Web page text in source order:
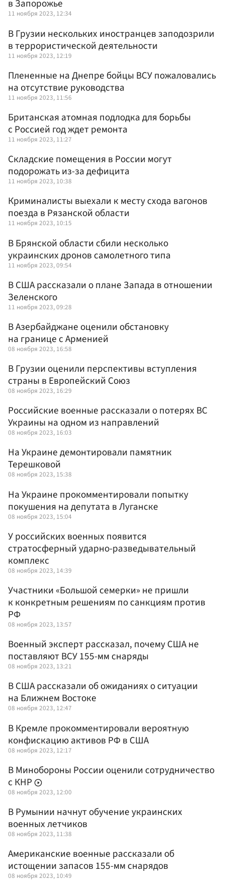
в Запорожье
11 ноября 2023, 12:34
В Грузии нескольких иностранцев заподозрили
в террористической деятельности
11 ноября 2023, 12:19
Плененные на Днепре бойцы ВСУ пожаловались
на отсутствие руководства
11 ноября 2023, 11:56
Британская атомная подлодка для борьбы
с Россией год ждет ремонта
11 ноября 2023, 11:27
Складские помещения в России могут
подорожать из-за дефицита
11 ноября 2023, 10:38
Криминалисты выехали к месту схода вагонов
поезда в Рязанской области
11 ноября 2023, 10:15
В Брянской области сбили несколько
украинских дронов самолетного типа
11 ноября 2023, 09:54
В США рассказали о плане Запада в отношении
Зеленского
11 ноября 2023, 09:28
В Азербайджане оценили обстановку
на границе с Арменией
08 ноября 2023, 16:58
В Грузии оценили перспективы вступления
страны в Европейский Союз
08 ноября 2023, 16:29
Российские военные рассказали о потерях ВС
Украины на одном из направлений
08 ноября 2023, 16:03
На Украине демонтировали памятник
Терешковой
08 ноября 2023, 15:38
На Украине прокомментировали попытку
покушения на депутата в Луганске
08 ноября 2023, 15:04
У российских военных появится
стратосферный ударно-разведывательный
комплекс
08 ноября 2023, 14:39
Участники «Большой семерки» не пришли
к конкретным решениям по санкциям против
РФ
08 ноября 2023, 13:57
Военный эксперт рассказал, почему США не
поставляют ВСУ 155-мм снаряды
08 ноября 2023, 13:21
В США рассказали об ожиданиях о ситуации
на Ближнем Востоке
08 ноября 2023, 12:47
В Кремле прокомментировали вероятную
конфискацию активов РФ в США
08 ноября 2023, 12:17
В Минобороны России оценили сотрудничество
с КНР
08 ноября 2023, 12:00
В Румынии начнут обучение украинских
военных летчиков
08 ноября 2023, 11:38
Американские военные рассказали об
истощении запасов 155-мм снарядов
08 ноября 2023, 10:49